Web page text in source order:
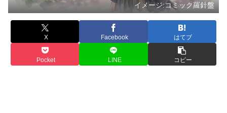
イメージ:コミック羅針盤
X Facebook はてブ
Pocket LINE コピー